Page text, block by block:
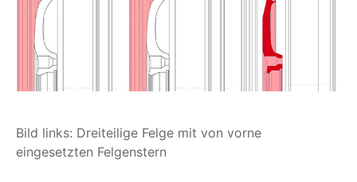
Bild links: Dreiteilige Felge mit von vorne
eingesetzten Felgenstern